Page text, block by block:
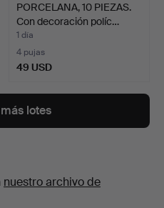
PORCELANA, 10 PIEZAS.
Con decoración políc…
1 día
4 pujas
49 USD
lotes
nuestro archivo de